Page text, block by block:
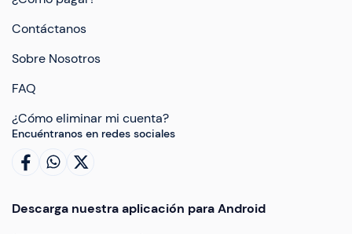
Contáctanos
Sobre Nosotros
FAQ
¿Cómo eliminar mi cuenta?
Encuéntranos en redes sociales
Descarga nuestra aplicación para Android